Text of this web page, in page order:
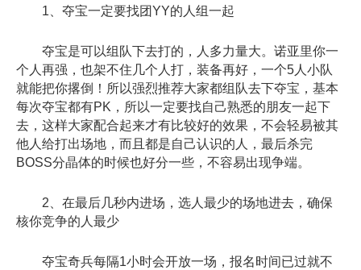
1、夺宝一定要找团YY的人组一起
夺宝是可以组队下去打的，人多力量大。诺亚里你一
个人再强，也架不住几个人打，装备再好，一个5人小队
就能把你撂倒！所以强烈推荐大家都组队去下夺宝，基本
每次夺宝都有PK，所以一定要找自己熟悉的朋友一起下
去，这样大家配合起来才有比较好的效果，不会轻易被其
他人给打出场地，而且都是自己认识的人，最后杀完
BOSS分晶体的时候也好分一些，不容易出现争端。
2、在最后几秒内进场，选人最少的场地进去，确保
核你竞争的人最少
夺宝奇兵每隔1小时会开放一场，报名时间已过就不